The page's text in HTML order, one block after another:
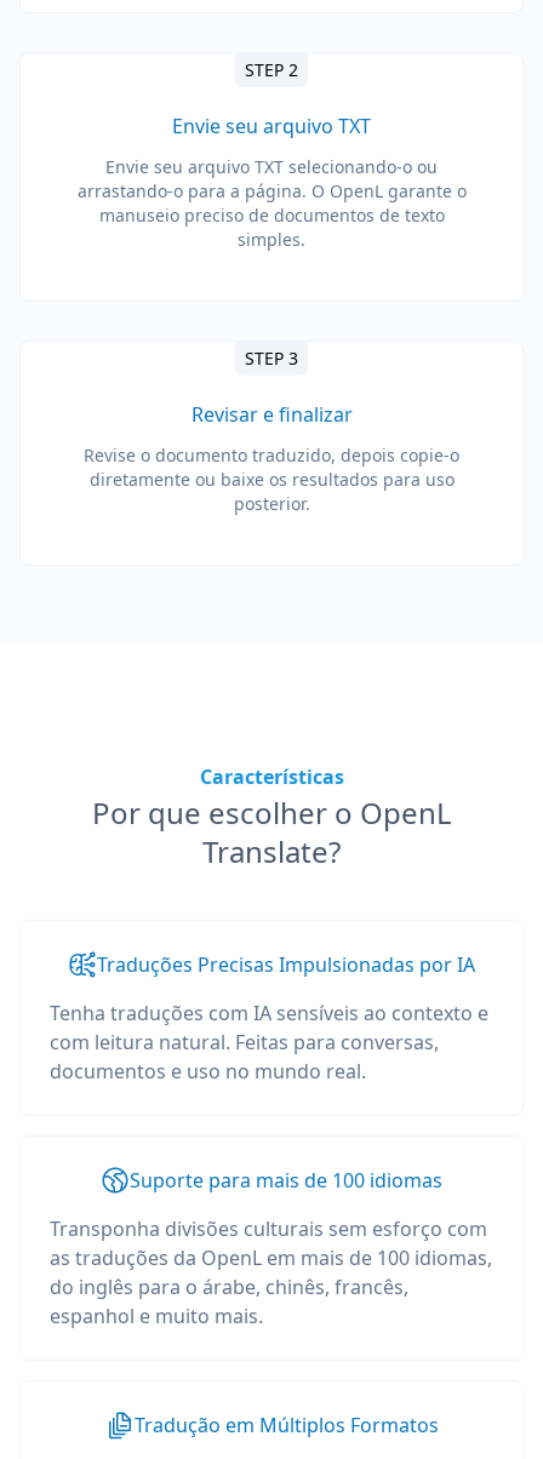
STEP 2
Envie seu arquivo TXT
Envie seu arquivo TXT selecionando-o ou
arrastando-o para a página. O OpenL garante o
manuseio preciso de documentos de texto
simples.
STEP 3
Revisar e finalizar
Revise o documento traduzido, depois copie-o
diretamente ou baixe os resultados para uso
posterior.
Características
Por que escolher o OpenL
Translate?
Traduções Precisas Impulsionadas por IA
Tenha traduções com IA sensíveis ao contexto e
com leitura natural. Feitas para conversas,
documentos e uso no mundo real.
Suporte para mais de 100 idiomas
Transponha divisões culturais sem esforço com
as traduções da OpenL em mais de 100 idiomas,
do inglês para o árabe, chinês, francês,
espanhol e muito mais.
Tradução em Múltiplos Formatos